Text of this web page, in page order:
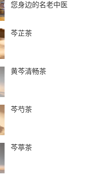
您身边的名老中医
芩芷茶
黄芩清畅茶
芩芍茶
芩葶茶